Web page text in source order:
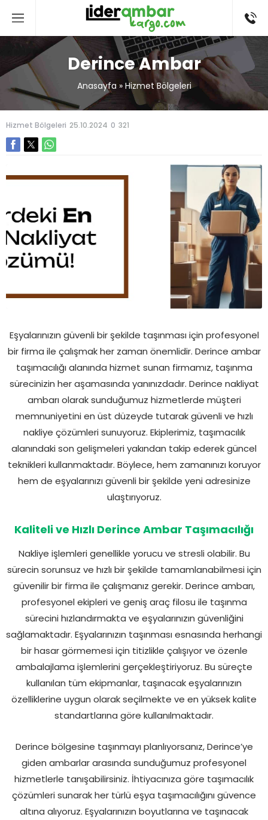
Derince Ambar
Anasayfa » Hizmet Bölgeleri
Hizmet Bölgeleri 25.10.2024 0 321
Eşyalarınızın güvenli bir şekilde taşınması için profesyonel
bir firma ile çalışmak her zaman önemlidir. Derince ambar
taşımacılığı alanında hizmet sunan firmamız, taşınma
sürecinizin her aşamasında yanınızdadır. Derince nakliyat
ambarı olarak sunduğumuz hizmetlerde müşteri
memnuniyetini en üst düzeyde tutarak güvenli ve hızlı
nakliye çözümleri sunuyoruz. Ekiplerimiz, taşımacılık
alanındaki son gelişmeleri yakından takip ederek güncel
teknikleri kullanmaktadır. Böylece, hem zamanınızı koruyor
hem de eşyalarınızı güvenli bir şekilde yeni adresinize
ulaştırıyoruz.
Kaliteli ve Hızlı Derince Ambar Taşımacılığı
Nakliye işlemleri genellikle yorucu ve stresli olabilir. Bu
sürecin sorunsuz ve hızlı bir şekilde tamamlanabilmesi için
güvenilir bir firma ile çalışmanız gerekir. Derince ambarı,
profesyonel ekipleri ve geniş araç filosu ile taşınma
sürecini hızlandırmakta ve eşyalarınızın güvenliğini
sağlamaktadır. Eşyalarınızın taşınması esnasında herhangi
bir hasar görmemesi için titizlikle çalışıyor ve özenle
ambalajlama işlemlerini gerçekleştiriyoruz. Bu süreçte
kullanılan tüm ekipmanlar, taşınacak eşyalarınızın
özelliklerine uygun olarak seçilmekte ve en yüksek kalite
standartlarına göre kullanılmaktadır.
Derince bölgesine taşınmayı planlıyorsanız, Derince’ye
giden ambarlar arasında sunduğumuz profesyonel
hizmetlerle tanışabilirsiniz. İhtiyacınıza göre taşımacılık
çözümleri sunarak her türlü eşya taşımacılığını güvence
altına alıyoruz. Eşyalarınızın boyutlarına ve taşınacak